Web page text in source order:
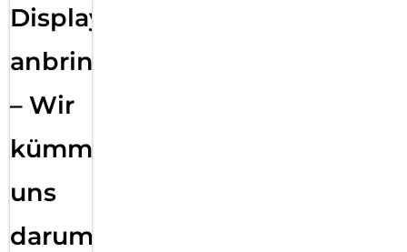
Displayfolie
anbringen
– Wir
kümmern
uns
darum!